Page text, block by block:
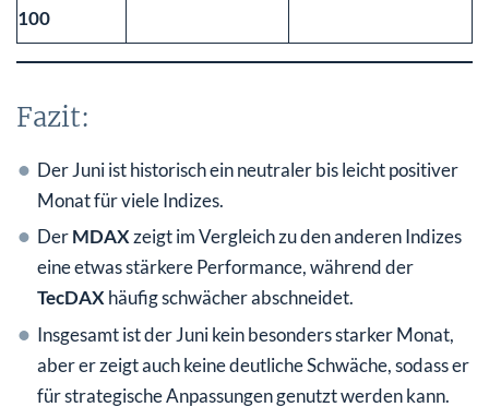
100
Fazit:
Der Juni ist historisch ein neutraler bis leicht positiver
Monat für viele Indizes.
DerMDAXzeigt im Vergleich zu den anderen Indizes
eine etwas stärkere Performance, während der
TecDAXhäufig schwächer abschneidet.
Insgesamt ist der Juni kein besonders starker Monat,
aber er zeigt auch keine deutliche Schwäche, sodass er
für strategische Anpassungen genutzt werden kann.